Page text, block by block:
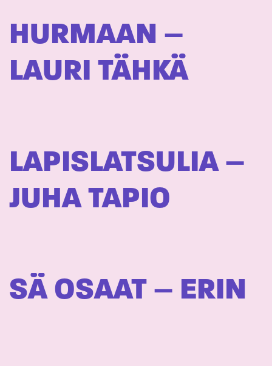
HURMAAN –
LAURI TÄHKÄ
LAPISLATSULIA –
JUHA TAPIO
SÄ OSAAT – ERIN